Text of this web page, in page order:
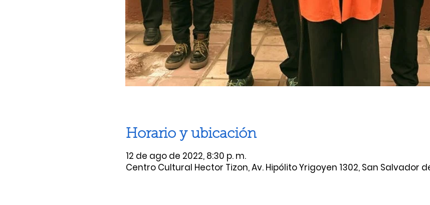
Horario y ubicación
12 de ago de 2022, 8:30 p. m.
Centro Cultural Hector Tizon, Av. Hipólito Yrigoyen 1302, San Salvador